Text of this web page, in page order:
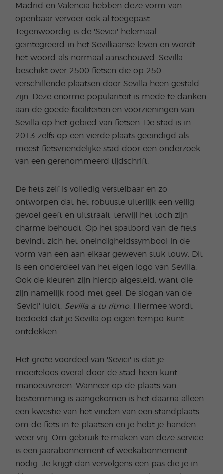
Madrid en Valencia hebben deze vorm van
openbaar vervoer ook al toegepast.
Tegenwoordig is de 'Sevici' helemaal
geïntegreerd in het Sevilliaanse leven en wordt
het woord als normaal aanschouwd. Sevilla
beschikt over 2500 fietsen die op 250
verschillende plaatsen door Sevilla heen gestald
zijn. Deze enorme populariteit is mede te danken
aan de goede faciliteiten en voorzieningen van
Sevilla op het gebied van fietsen. De stad is in
2013 zelfs op een vierde plaats geëindigd als
meest fietsvriendelijke stad door een onderzoek
van een gerenommeerd tijdschrift.
De fiets zelf is volledig verstelbaar en zo
ontworpen dat het robuuste uiterlijk een veilig
gevoel geeft en uitstraalt, terwijl het toch zijn
charme behoudt. Op het spatbord van de fiets
bevindt zich het oneindigheidssymbool in de
vorm van een aan elkaar geweven stuk touw. Dit
is een onderdeel van het eigen logo van Sevilla.
Ook de kleuren zijn hierop afgesteld, want die
zijn namelijk rood met geel. De slogan van de
'Sevici' luidt: Sevilla a tu ritmo . Hiermee wordt
bedoeld dat je Sevilla op eigen tempo kunt
ontdekken.
Het grote voordeel van 'Sevici' is dat je
moeiteloos overal door de stad heen kunt
manoeuvreren. Wanneer op de plaats van
bestemming is aangekomen is het daarna alleen
een kwestie van het vinden van een standplaats
om de fiets in te plaatsen en je hebt je handen
weer vrij. Om gebruik te maken van deze service
is een jaarabonnement of weekabonnement
nodig. Je krijgt dan vervolgens een pas die je in